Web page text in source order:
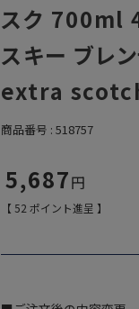
スク 700ml
スキー ブレ
extra
商品番号 518757
5,687
【 52ポイント進呈 】